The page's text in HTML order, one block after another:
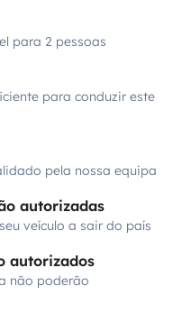
para 2 pessoas
para conduzir este
pela nossa equipa
autorizadas
veículo a sair do país
autorizados
não poderão